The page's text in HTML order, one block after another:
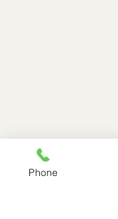
Phone